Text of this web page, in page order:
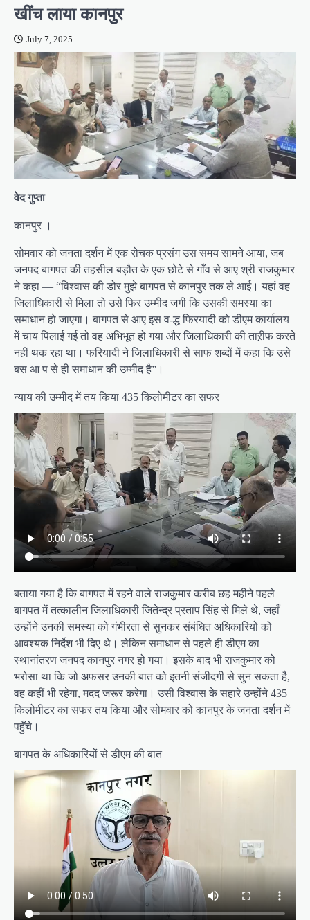
खींच लाया कानपुर
July 7, 2025
वेद गुप्ता
कानपुर ।
सोमवार को जनता दर्शन में एक रोचक प्रसंग उस समय सामने आया, जब
जनपद बागपत की तहसील बड़ौत के एक छोटे से गाँव से आए श्री राजकुमार
ने कहा — “विश्वास की डोर मुझे बागपत से कानपुर तक ले आई। यहां वह
जिलाधिकारी से मिला तो उसे फिर उम्मीद जगी कि उसकी समस्या का
समाधान हो जाएगा। बागपत से आए इस व-द्ध फिरयादी को डीएम कार्यालय
में चाय पिलाई गई तो वह अभिभूत हो गया और जिलाधिकारी की ताऱीफ करते
नहीं थक रहा था। फरियादी ने जिलाधिकारी से साफ शब्दों में कहा कि उसे
बस आ प से ही समाधान की उम्मीद है”।
न्याय की उम्मीद में तय किया 435 किलोमीटर का सफर
बताया गया है कि बागपत में रहने वाले राजकुमार करीब छह महीने पहले
बागपत में तत्कालीन जिलाधिकारी जितेन्द्र प्रताप सिंह से मिले थे, जहाँ
उन्होंने उनकी समस्या को गंभीरता से सुनकर संबंधित अधिकारियों को
आवश्यक निर्देश भी दिए थे। लेकिन समाधान से पहले ही डीएम का
स्थानांतरण जनपद कानपुर नगर हो गया। इसके बाद भी राजकुमार को
भरोसा था कि जो अफसर उनकी बात को इतनी संजीदगी से सुन सकता है,
वह कहीं भी रहेगा, मदद जरूर करेगा। उसी विश्वास के सहारे उन्होंने 435
किलोमीटर का सफर तय किया और सोमवार को कानपुर के जनता दर्शन में
पहुँचे।
बागपत के अधिकारियों से डीएम की बात